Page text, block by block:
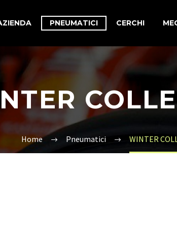
PNEUMATICI CERCHI
Home Pneumatici WINTER